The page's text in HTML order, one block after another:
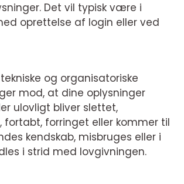
Det vil typisk være i
oprettelse af login eller ved
og organisatoriske
mod, at dine oplysninger
ulovligt bliver slettet,
fortabt, forringet eller kommer til
kendskab, misbruges eller i
i strid med lovgivningen.